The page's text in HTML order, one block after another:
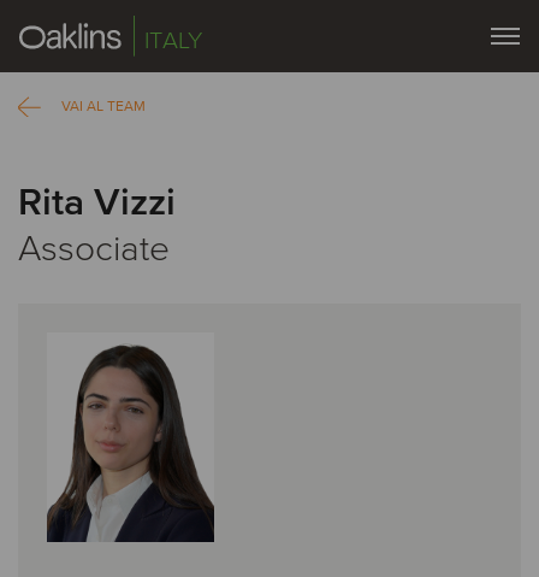
ITALY
VAI AL TEAM
Rita Vizzi
Associate